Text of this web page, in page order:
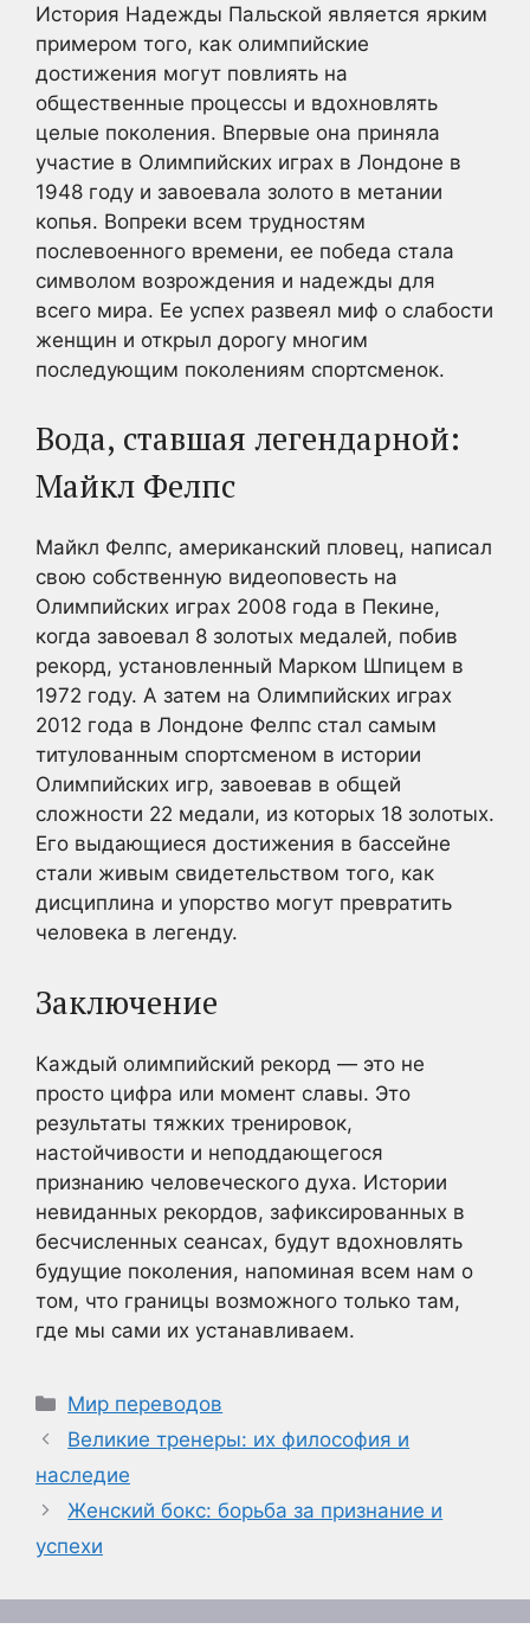
История Надежды Пальской является ярким
примером того, как олимпийские
достижения могут повлиять на
общественные процессы и вдохновлять
целые поколения. Впервые она приняла
участие в Олимпийских играх в Лондоне в
1948 году и завоевала золото в метании
копья. Вопреки всем трудностям
послевоенного времени, ее победа стала
символом возрождения и надежды для
всего мира. Ее успех развеял миф о слабости
женщин и открыл дорогу многим
последующим поколениям спортсменок.
Вода, ставшая легендарной:
Майкл Фелпс
Майкл Фелпс, американский пловец, написал
свою собственную видеоповесть на
Олимпийских играх 2008 года в Пекине,
когда завоевал 8 золотых медалей, побив
рекорд, установленный Марком Шпицем в
1972 году. А затем на Олимпийских играх
2012 года в Лондоне Фелпс стал самым
титулованным спортсменом в истории
Олимпийских игр, завоевав в общей
сложности 22 медали, из которых 18 золотых.
Его выдающиеся достижения в бассейне
стали живым свидетельством того, как
дисциплина и упорство могут превратить
человека в легенду.
Заключение
Каждый олимпийский рекорд — это не
просто цифра или момент славы. Это
результаты тяжких тренировок,
настойчивости и неподдающегося
признанию человеческого духа. Истории
невиданных рекордов, зафиксированных в
бесчисленных сеансах, будут вдохновлять
будущие поколения, напоминая всем нам о
том, что границы возможного только там,
где мы сами их устанавливаем.
Рубрики
Мир переводов
Великие тренеры: их философия и
наследие
Женский бокс: борьба за признание и
успехи